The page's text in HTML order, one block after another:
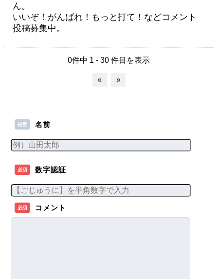
ん。
いいぞ！がんばれ！もっと打て！などコメント
投稿募集中。
0件中 1 - 30 件目を表示
« »
任意 名前
必須 数字認証
必須 コメント